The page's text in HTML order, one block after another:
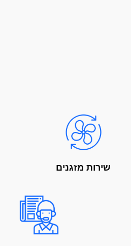
שירות מזגנים